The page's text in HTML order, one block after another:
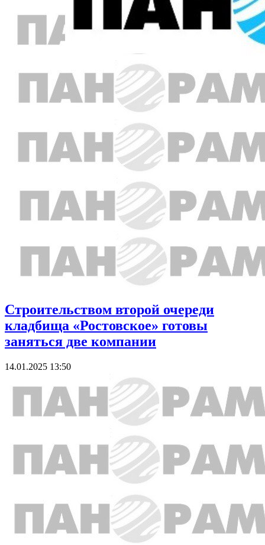
Строительством второй очереди
кладбища «Ростовское» готовы
заняться две компании
14.01.2025 13:50